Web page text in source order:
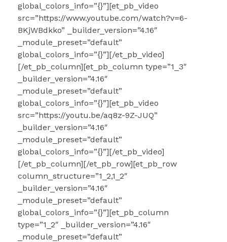
global_colors_info=”{}”][et_pb_video
src=”https://www.youtube.com/watch?v=6-
BKjWBdkko” _builder_version=”4.16″
_module_preset=”default”
global_colors_info=”{}”][/et_pb_video]
[/et_pb_column][et_pb_column type=”1_3″
_builder_version=”4.16″
_module_preset=”default”
global_colors_info=”{}”][et_pb_video
src=”https://youtu.be/aq8z-9Z-JUQ”
_builder_version=”4.16″
_module_preset=”default”
global_colors_info=”{}”][/et_pb_video]
[/et_pb_column][/et_pb_row][et_pb_row
column_structure=”1_2,1_2″
_builder_version=”4.16″
_module_preset=”default”
global_colors_info=”{}”][et_pb_column
type=”1_2″ _builder_version=”4.16″
_module_preset=”default”